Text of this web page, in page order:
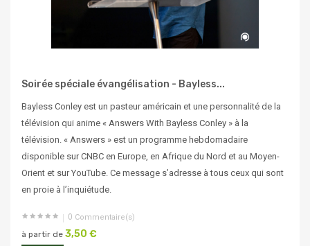
Soirée spéciale évangélisation - Bayless...
Bayless Conley est un pasteur américain et une personnalité de la
télévision qui anime « Answers With Bayless Conley » à la
télévision. « Answers » est un programme hebdomadaire
disponible sur CNBC en Europe, en Afrique du Nord et au Moyen-
Orient et sur YouTube. Ce message s’adresse à tous ceux qui sont
en proie à l’inquiétude.
0 Commentaire(s)
à partir de 3,50 €